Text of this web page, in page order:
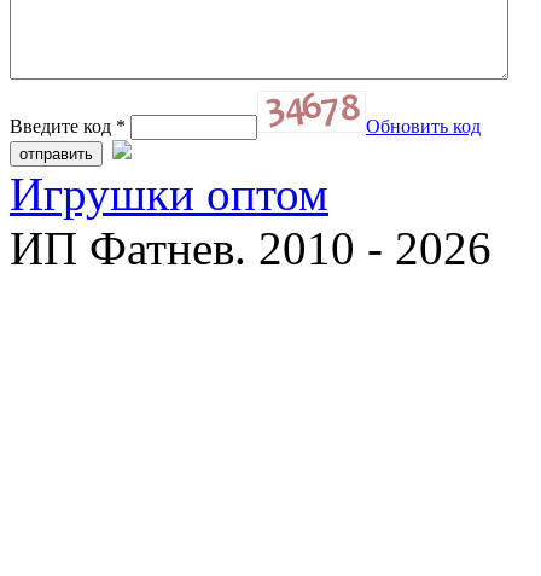
Введите код * Обновить код
Игрушки оптом
ИП Фатнев. 2010 - 2026